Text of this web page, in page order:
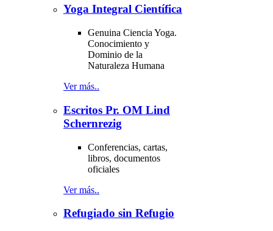
Yoga Integral Científica
Genuina Ciencia Yoga.
Conocimiento y
Dominio de la
Naturaleza Humana
Ver más..
Escritos Pr. OM Lind
Schernrezig
Conferencias, cartas,
libros, documentos
oficiales
Ver más..
Refugiado sin Refugio